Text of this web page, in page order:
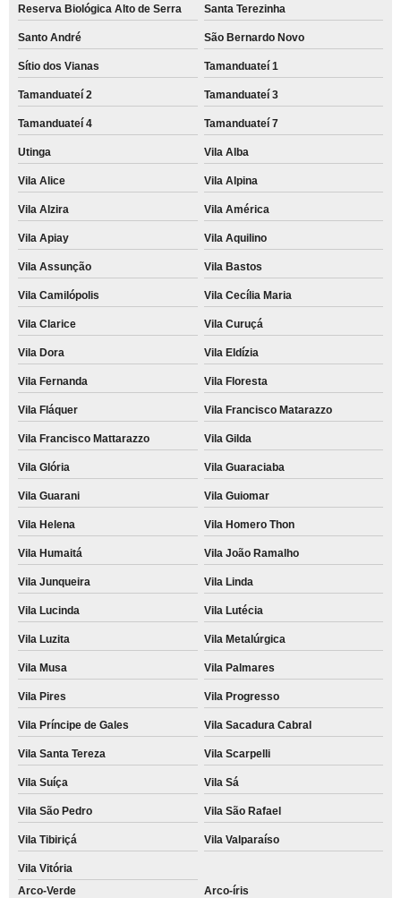
Reserva Biológica Alto de Serra Santa Terezinha
Santo André São Bernardo Novo
Sítio dos Vianas Tamanduateí 1
Tamanduateí 2 Tamanduateí 3
Tamanduateí 4 Tamanduateí 7
Utinga Vila Alba
Vila Alice Vila Alpina
Vila Alzira Vila América
Vila Apiay Vila Aquilino
Vila Assunção Vila Bastos
Vila Camilópolis Vila Cecília Maria
Vila Clarice Vila Curuçá
Vila Dora Vila Eldízia
Vila Fernanda Vila Floresta
Vila Fláquer Vila Francisco Matarazzo
Vila Francisco Mattarazzo Vila Gilda
Vila Glória Vila Guaraciaba
Vila Guarani Vila Guiomar
Vila Helena Vila Homero Thon
Vila Humaitá Vila João Ramalho
Vila Junqueira Vila Linda
Vila Lucinda Vila Lutécia
Vila Luzita Vila Metalúrgica
Vila Musa Vila Palmares
Vila Pires Vila Progresso
Vila Príncipe de Gales Vila Sacadura Cabral
Vila Santa Tereza Vila Scarpelli
Vila Suíça Vila Sá
Vila São Pedro Vila São Rafael
Vila Tibiriçá Vila Valparaíso
Vila Vitória
Arco-Verde
Arco-íris